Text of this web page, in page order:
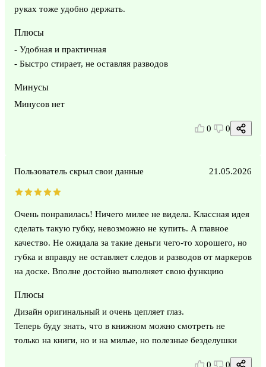
руках тоже удобно держать.
Плюсы
- Удобная и практичная
- Быстро стирает, не оставляя разводов
Минусы
Минусов нет
0 0
Пользователь скрыл свои данные 21.05.2026
Очень понравилась! Ничего милее не видела. Классная идея
сделать такую губку, невозможно не купить. А главное
качество. Не ожидала за такие деньги чего-то хорошего, но
губка и вправду не оставляет следов и разводов от маркеров
на доске. Вполне достойно выполняет свою функцию
Плюсы
Дизайн оригинальный и очень цепляет глаз.
Теперь буду знать, что в книжном можно смотреть не
только на книги, но и на милые, но полезные безделушки
0 0